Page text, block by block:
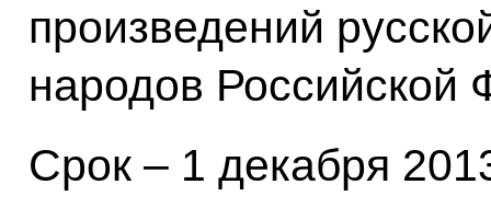
произведений
народов Российской
Срок – 1 декабря